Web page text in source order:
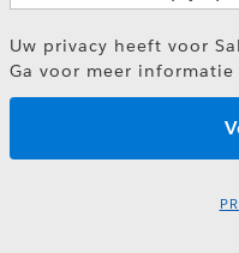
Uw privacy heeft voor
Ga voor meer informatie